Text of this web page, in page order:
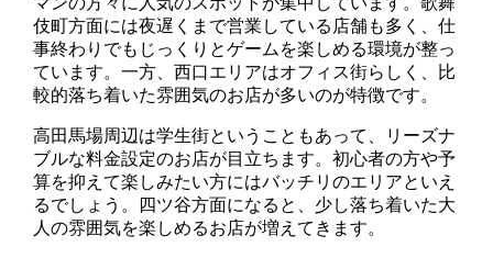
伎町方面には夜遅くまで営業している店舗も多く、仕
事終わりでもじっくりとゲームを楽しめる環境が整っ
ています。一方、西口エリアはオフィス街らしく、比
較的落ち着いた雰囲気のお店が多いのが特徴です。
高田馬場周辺は学生街ということもあって、リーズナ
ブルな料金設定のお店が目立ちます。初心者の方や予
算を抑えて楽しみたい方にはバッチリのエリアといえ
るでしょう。四ツ谷方面になると、少し落ち着いた大
人の雰囲気を楽しめるお店が増えてきます。